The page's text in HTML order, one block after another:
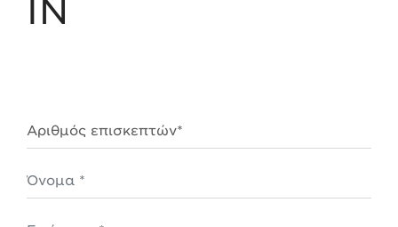
IN
Αριθμός επισκεπτών *
Όνομα *
Επώνυμο *